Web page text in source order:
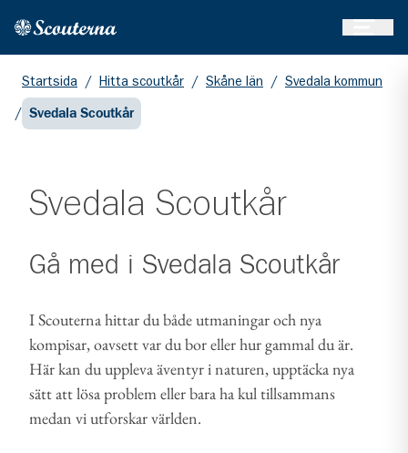
Hem
Startsida / Hitta scoutkår / Skåne län / Svedala kommun
/ Svedala Scoutkår
Svedala Scoutkår
Gå med i Svedala Scoutkår
I Scouterna hittar du både utmaningar och nya
kompisar, oavsett var du bor eller hur gammal du är.
Här kan du uppleva äventyr i naturen, upptäcka nya
sätt att lösa problem eller bara ha kul tillsammans
medan vi utforskar världen.